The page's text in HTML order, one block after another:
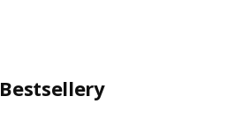
Bestsellery